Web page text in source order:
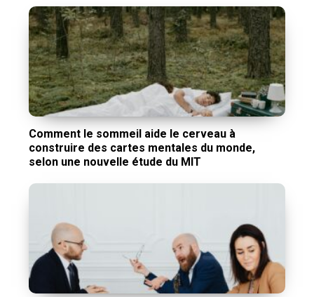
Comment le sommeil aide le cerveau à
construire des cartes mentales du monde,
selon une nouvelle étude du MIT